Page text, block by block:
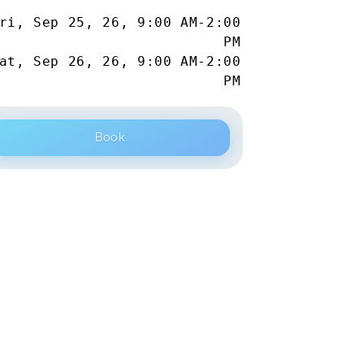
Sep 25, 26 , 9:00 AM- 2:00
PM
Sep 26, 26 , 9:00 AM- 2:00
PM
Book